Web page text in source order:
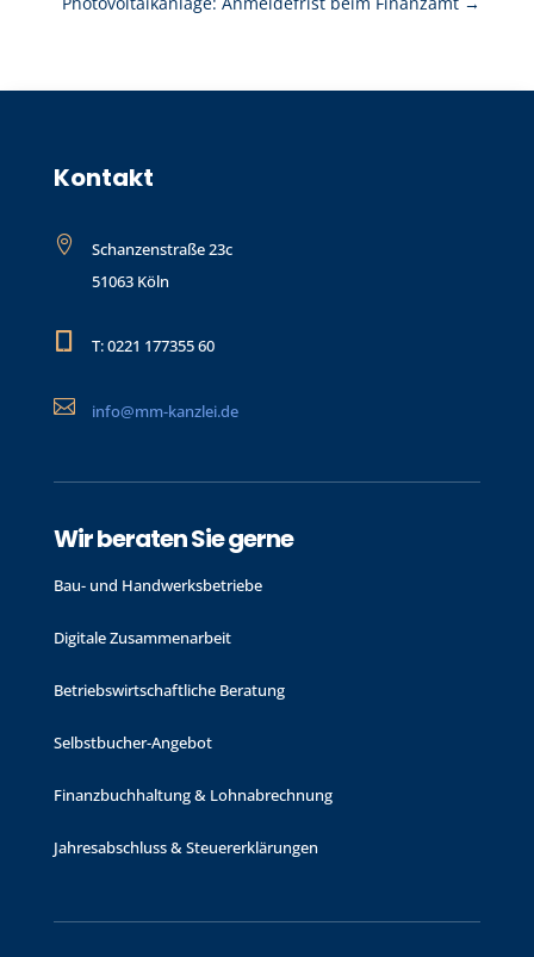
Kontakt

Schanzenstraße 23c
51063 Köln
T: 0221 177355 60
 info@mm-kanzlei.de
Wir beraten Sie gerne
Bau- und Handwerks­betriebe
Digitale Zusammenarbeit
Betriebswirtschaftliche Beratung
Selbstbucher-Angebot
Finanzbuchhaltung & Lohnabrechnung
Jahres­abschluss & Steuer­erklärungen